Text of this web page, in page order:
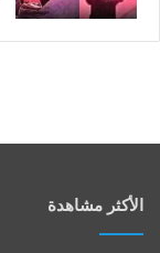
الأكثر مشاهدة